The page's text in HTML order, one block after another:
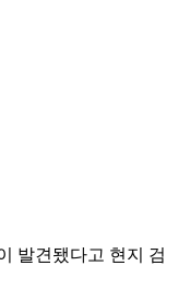
발견됐다고 현지 검